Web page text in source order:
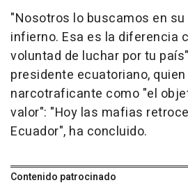
"Nosotros lo buscamos en
infierno. Esa es la diferencia
voluntad de luchar por tu
presidente ecuatoriano,
narcotraficante como "el
valor": "Hoy las mafias
Ecuador", ha concluido.
Contenido patrocinado